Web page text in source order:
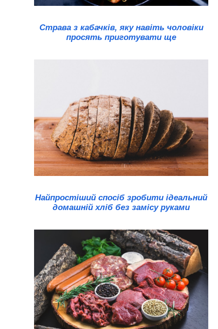
Страва з кабачків, яку навіть чоловіки
просять приготувати ще
Найпростіший спосіб зробити ідеальний
домашній хліб без замісу руками